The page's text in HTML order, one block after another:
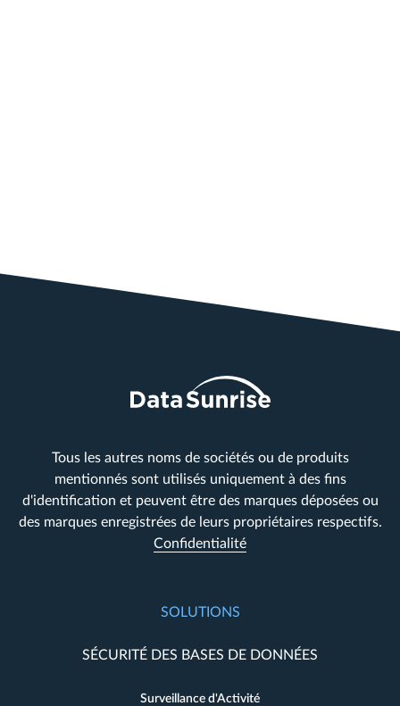
Tous les autres noms de sociétés ou de produits
mentionnés sont utilisés uniquement à des fins
d'identification et peuvent être des marques déposées ou
des marques enregistrées de leurs propriétaires respectifs.
Confidentialité
SOLUTIONS
SÉCURITÉ DES BASES DE DONNÉES
Surveillance d'Activité